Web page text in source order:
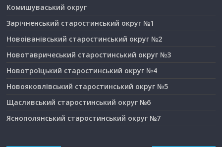
Комишуваський округ
Зарічненський старостинський округ №1
Новоіванівський старостинський округ №2
Новотавричеський старостинський округ №3
Новотроїцький старостинський округ №4
Новояковлівський старостинський округ №5
Щасливський старостинський округ №6
Яснополянський старостинський округ №7